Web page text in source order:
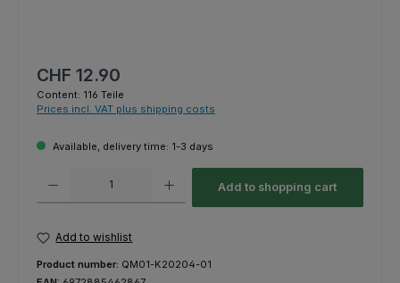
Regular price:
CHF 12.90
Content: 116 Teile
Prices incl. VAT plus shipping costs
Available, delivery time: 1-3 days
Add to shopping cart
Add to wishlist
Product number: QM01-K20204-01